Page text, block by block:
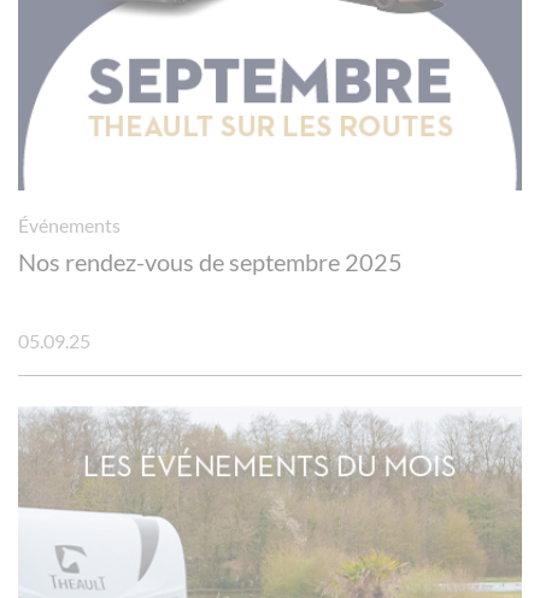
Événements
Nos rendez-vous de septembre 2025
05.09.25